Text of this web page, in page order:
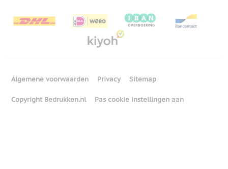
Algemene voorwaarden Privacy Sitemap
Copyright Bedrukken.nl Pas cookie instellingen aan